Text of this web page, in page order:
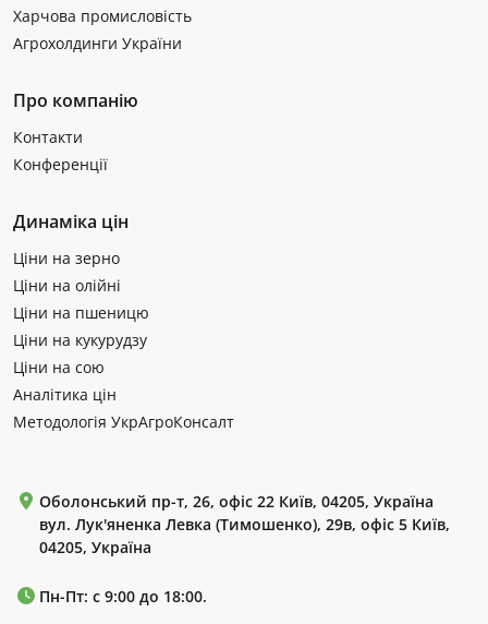
Харчова промисловість
Агрохолдинги України
Про компанію
Контакти
Конференції
Динаміка цін
Ціни на зерно
Ціни на олійні
Ціни на пшеницю
Ціни на кукурудзу
Ціни на сою
Аналітика цін
Методологія УкрАгроКонсалт
Оболонський пр-т, 26, офіс 22 Київ, 04205, Україна
вул. Лук'яненка Левка (Тимошенко), 29в, офіс 5 Київ,
04205, Україна
Пн-Пт: с 9:00 до 18:00.